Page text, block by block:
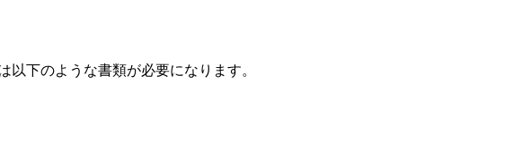
下のような書類が必要になります。